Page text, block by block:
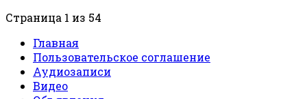
Страница 1 из 54
Главная
Пользовательское соглашение
Аудиозаписи
Видео